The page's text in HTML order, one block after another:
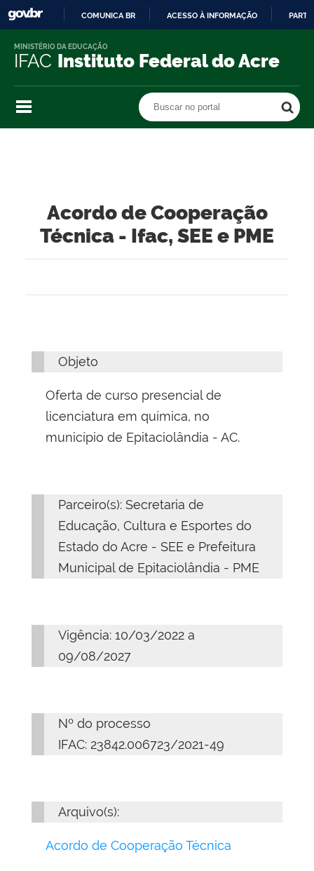
O
COMUNICA BR ACESSO À INFORMAÇÃO
IFAC Instituto Federal do Acre
MINISTÉRIO DA EDUCAÇÃO
Buscar no portal
Acordo de Cooperação
Técnica - Ifac, SEE e PME
Objeto
Oferta de curso presencial de
licenciatura em química​, no
município de Epitaciolândia - AC.
Parceiro(s): Secretaria de
Educação, Cultura e Esportes do
Estado do Acre - SEE e Prefeitura
Municipal de Epitaciolândia - PME
Vigência: 10/03/2022 a
09/08/2027
Nº do processo
IFAC: 23842.006723/2021-49
Arquivo(s):
Acordo de Cooperação Técnica